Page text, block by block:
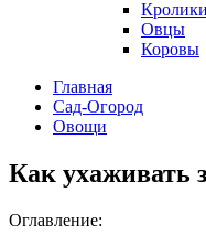
Кролики
Овцы
Коровы
Главная
Сад-Огород
Овощи
Как ухаживать
Оглавление: